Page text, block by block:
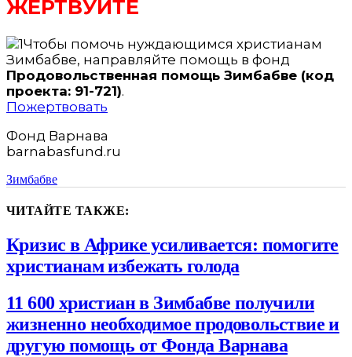
ЖЕРТВУЙТЕ
Чтобы помочь нуждающимся христианам
Зимбабве, направляйте помощь в фонд
Продовольственная помощь Зимбабве (код
проекта: 91-721).
Пожертвовать
Фонд Варнава
barnabasfund.ru
Зимбабве
ЧИТАЙТЕ ТАКЖЕ:
Кризис в Африке усиливается: помогите
христианам избежать голода
11 600 христиан в Зимбабве получили
жизненно необходимое продовольствие и
другую помощь от Фонда Варнава